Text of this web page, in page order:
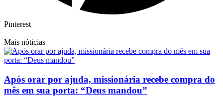
Pinterest
Mais nóticias
Após orar por ajuda, missionária recebe compra do
mês em sua porta: “Deus mandou”